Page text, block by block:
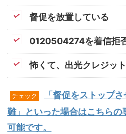
督促を放置している
0120504274を着信拒
怖くて、出光クレジッ
チェック
「督促をストップ
難」といった場合はこちらの
可能です。